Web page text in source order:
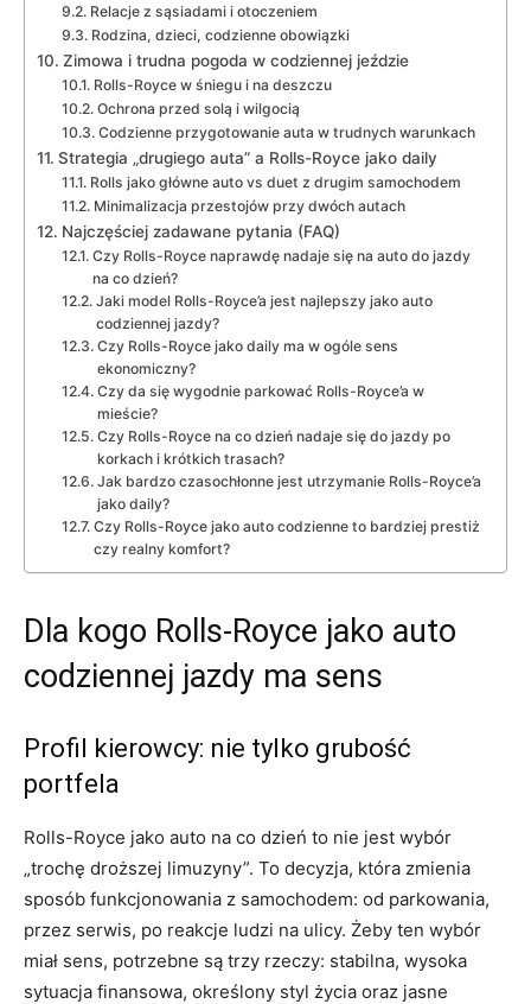
Relacje z sąsiadami i otoczeniem
Rodzina, dzieci, codzienne obowiązki
Zimowa i trudna pogoda w codziennej jeździe
Rolls-Royce w śniegu i na deszczu
Ochrona przed solą i wilgocią
Codzienne przygotowanie auta w trudnych warunkach
Strategia „drugiego auta” a Rolls-Royce jako daily
Rolls jako główne auto vs duet z drugim samochodem
Minimalizacja przestojów przy dwóch autach
Najczęściej zadawane pytania (FAQ)
Czy Rolls-Royce naprawdę nadaje się na auto do jazdy
na co dzień?
Jaki model Rolls-Royce’a jest najlepszy jako auto
codziennej jazdy?
Czy Rolls-Royce jako daily ma w ogóle sens
ekonomiczny?
Czy da się wygodnie parkować Rolls-Royce’a w
mieście?
Czy Rolls-Royce na co dzień nadaje się do jazdy po
korkach i krótkich trasach?
Jak bardzo czasochłonne jest utrzymanie Rolls-Royce’a
jako daily?
Czy Rolls-Royce jako auto codzienne to bardziej prestiż
czy realny komfort?
Dla kogo Rolls-Royce jako auto
codziennej jazdy ma sens
Profil kierowcy: nie tylko grubość
portfela
Rolls-Royce jako auto na co dzień to nie jest wybór
„trochę droższej limuzyny”. To decyzja, która zmienia
sposób funkcjonowania z samochodem: od parkowania,
przez serwis, po reakcje ludzi na ulicy. Żeby ten wybór
miał sens, potrzebne są trzy rzeczy: stabilna, wysoka
sytuacja finansowa, określony styl życia oraz jasne